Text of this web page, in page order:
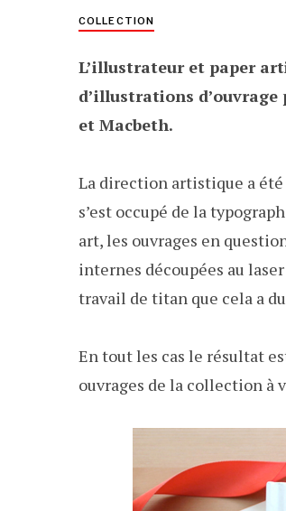
COLLECTION
L’illustrateur et paper
d’illustrations d’ouvrage
et Macbeth.
La direction artistique a
s’est occupé de la
art, les ouvrages en
internes découpées au
travail de titan que cela a
En tout les cas le résultat
ouvrages de la collection à